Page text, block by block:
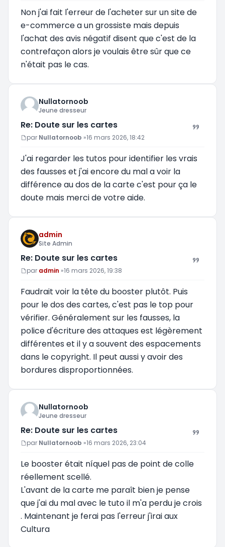
Non j'ai fait l'erreur de l'acheter sur un site de
e-commerce a un grossiste mais depuis
l'achat des avis négatif disent que c'est de la
contrefaçon alors je voulais être sûr que ce
n'était pas le cas.
Nullatornoob
Jeune dresseur
Re: Doute sur les cartes
Message
par Nullatornoob »16 mars 2026, 18:42
J'ai regarder les tutos pour identifier les vrais
des fausses et j'ai encore du mal a voir la
différence au dos de la carte c'est pour ça le
doute mais merci de votre aide.
admin
Site Admin
Re: Doute sur les cartes
Message
par admin »16 mars 2026, 19:38
Faudrait voir la tête du booster plutôt. Puis
pour le dos des cartes, c'est pas le top pour
vérifier. Généralement sur les fausses, la
police d'écriture des attaques est légèrement
différentes et il y a souvent des espacements
dans le copyright. Il peut aussi y avoir des
bordures disproportionnées.
Nullatornoob
Jeune dresseur
Re: Doute sur les cartes
Message
par Nullatornoob »16 mars 2026, 23:04
Le booster était níquel pas de point de colle
réellement scellé.
L'avant de la carte me paraît bien je pense
que j'ai du mal avec le tuto il m'a perdu je crois
. Maintenant je ferai pas l'erreur j'irai aux
Cultura